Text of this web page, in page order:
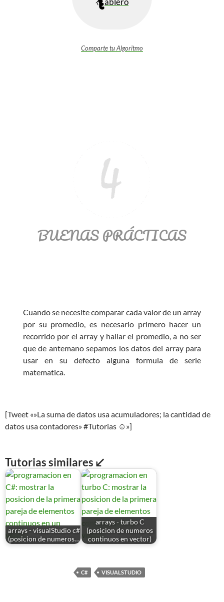
Comparte tu Algoritmo
BUENAS PRÁCTICAS
Cuando se necesite comparar cada valor de un array
por su promedio, es necesario primero hacer un
recorrido por el array y hallar el promedio, a no ser
que de antemano sepamos los datos del array para
usar en su defecto alguna formula de serie
matematica.
[Tweet «»La suma de datos usa acumuladores; la cantidad de
datos usa contadores» #Tutorias ☺»]
Tutorias similares ↙
arrays - visualStudio c#
(posicion de numeros…
arrays - turbo C
(posicion de numeros
continuos en vector)
C# VISUALSTUDIO